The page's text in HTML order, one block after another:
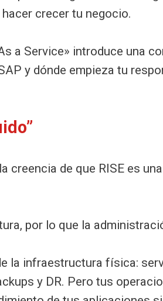
crecer tu negocio.
a Service» introduce una
y dónde empieza tu
creencia de que RISE es
por lo que la
la infraestructura física:
y DR. Pero tus